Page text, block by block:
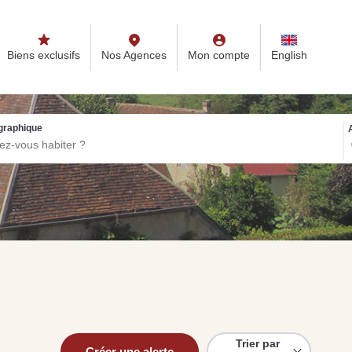
Biens exclusifs Nos Agences Mon compte English
Nos Agences Mon compte English
immobiliers et actualités
vous accompagner dans vos projets
Perche
Pré-en-Pail ?
Trier par